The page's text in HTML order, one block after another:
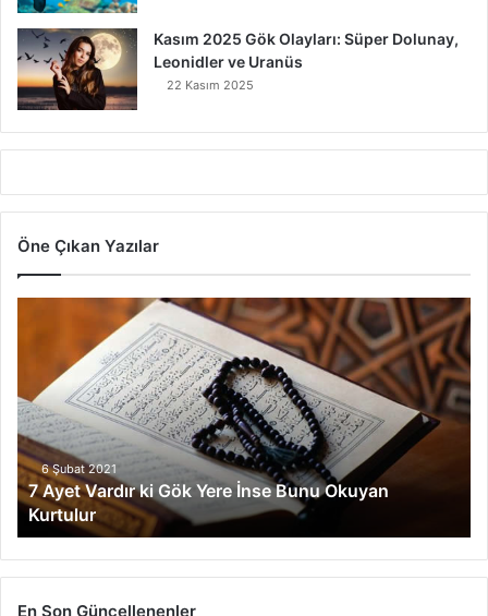
Kasım 2025 Gök Olayları: Süper Dolunay,
Leonidler ve Uranüs
22 Kasım 2025
Öne Çıkan Yazılar
t
V
a
r
d
r
k
i
G
6 Şubat 2021
7 Ayet Vardır ki Gök Yere İnse Bunu Okuyan
Kurtulur
En Son Güncellenenler